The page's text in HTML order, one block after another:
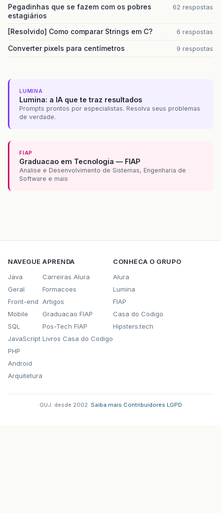
Pegadinhas que se fazem com os pobres
estagiários
62 respostas
[Resolvido] Como comparar Strings em C? 6 respostas
Converter pixels para centímetros 9 respostas
LUMINA
Lumina: a IA que te traz resultados
Prompts prontos por especialistas. Resolva seus problemas
de verdade.
FIAP
Graduacao em Tecnologia — FIAP
Analise e Desenvolvimento de Sistemas, Engenharia de
Software e mais
NAVEGUE
Java
Geral
Front-end
Mobile
SQL
JavaScript
PHP
Android
Arquitetura
APRENDA
Carreiras Alura
Formacoes
Artigos
Graduacao FIAP
Pos-Tech FIAP
Livros Casa do Codigo
CONHECA O GRUPO
Alura
Lumina
FIAP
Casa do Codigo
Hipsters.tech
GUJ: desde 2002. Saiba mais Contribuidores LGPD